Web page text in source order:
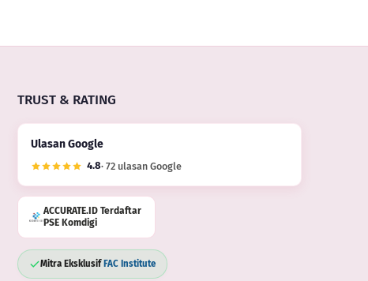
TRUST & RATING
Ulasan Google
4.8· 72 ulasan Google
ACCURATE.ID Terdaftar
PSE Komdigi
Mitra Eksklusif FAC Institute